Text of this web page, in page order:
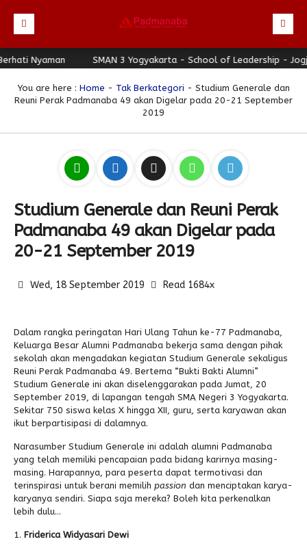
Beranda
Profil
Visi-Misi
Struktur Organisasi
Terbaru
Seragam
Kolom Siswa
Pengumuman
Direktori
Guru & Karyawan
Padmanaba Smart Service
Majalah Digital
Karya Siswa
Progresif #37
Antologi Puisi 1
Antologi Puisi 2
Antologi Puisi 3
Antologi Puisi 4
Antologi Cerpen B.Inggris
Fasilitas
Kegiatan Kemitraan
Foto
Video
Download
Hubungi Kami
Bulletin
Padnews
Link Referensi
Penbes 2026
Alumni
Nyaman SMAN 3 Yogyakarta - School of Leadership - Jogja
You are here : Home - Tak Berkategori - Studium Generale dan
Reuni Perak Padmanaba 49 akan Digelar pada 20-21 September
2019
Studium Generale dan Reuni Perak
Padmanaba 49 akan Digelar pada
20-21 September 2019
Wed, 18 September 2019 Read 1684x
Dalam rangka peringatan Hari Ulang Tahun ke-77 Padmanaba,
Keluarga Besar Alumni Padmanaba bekerja sama dengan pihak
sekolah akan mengadakan kegiatan Studium Generale sekaligus
Reuni Perak Padmanaba 49. Bertema “Bukti Bakti Alumni”
Studium Generale ini akan diselenggarakan pada Jumat, 20
September 2019, di lapangan tengah SMA Negeri 3 Yogyakarta.
Sekitar 750 siswa kelas X hingga XII, guru, serta karyawan akan
ikut berpartisipasi di dalamnya.
Narasumber Studium Generale ini adalah alumni Padmanaba
yang telah memiliki pencapaian pada bidang karirnya masing-
masing. Harapannya, para peserta dapat termotivasi dan
terinspirasi untuk berani memilih passion dan menciptakan karya-
karyanya sendiri. Siapa saja mereka? Boleh kita perkenalkan
lebih dulu…
Friderica Widyasari Dewi